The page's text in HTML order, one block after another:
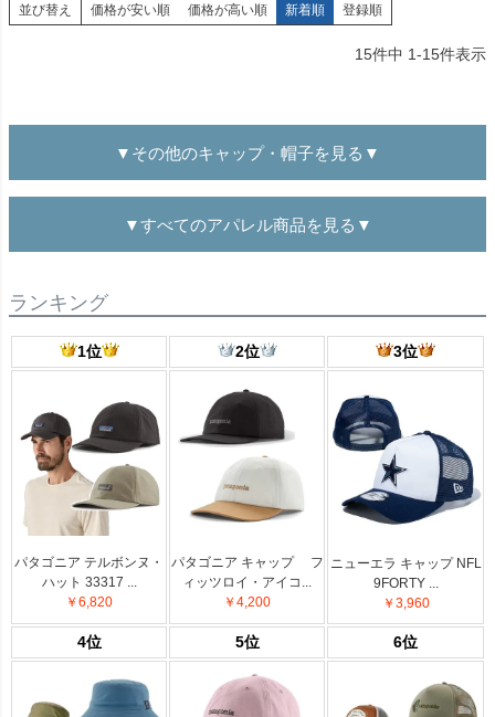
並び替え 価格が安い順 価格が高い順 新着順 登録順
15件中 1-15件表示
▼その他のキャップ・帽子を見る▼
▼すべてのアパレル商品を見る▼
ランキング
1位 2位 3位
パタゴニア テルボンヌ・
ハット 33317 ...
￥6,820
パタゴニア キャップ フ
ィッツロイ・アイコ...
￥4,200
ニューエラ キャップ NFL
9FORTY ...
￥3,960
4位 5位 6位